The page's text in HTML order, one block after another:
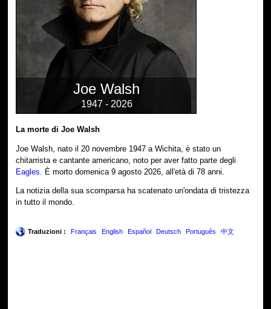
Joe Walsh
1947 - 2026
La morte di Joe Walsh
Joe Walsh, nato il 20 novembre 1947 a Wichita, è stato un
chitarrista e cantante americano, noto per aver fatto parte degli
Eagles . È morto domenica 9 agosto 2026, all'età di 78 anni.
La notizia della sua scomparsa ha scatenato un'ondata di tristezza
in tutto il mondo.
Traduzioni : Français English Español Deutsch Português 中文